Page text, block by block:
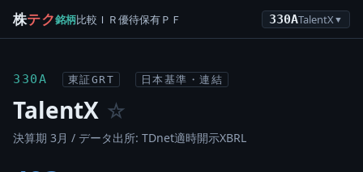
株テク銘柄比較 ＩＲ優待保有ＰＦ 330ATalentX ▼
330A 東証GRT 日本基準・連結
TalentX ☆
決算期 3月 / データ出所: TDnet適時開示XBRL